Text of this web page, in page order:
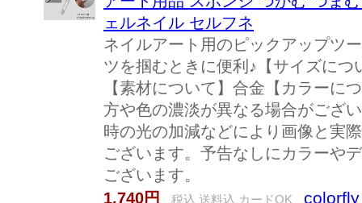
ェルネイル セルフネ
ネイルアート用のピックアップツ
ツを掴むときに便利♪【サイズに
【素材について】合金【カラーに
方や色の濃淡が異なる場合がござ
時の光の加減などにより画像と実
ございます。予告なしにカラーや
ございます。
1,740円
税込 送料込 カードOK colorfly